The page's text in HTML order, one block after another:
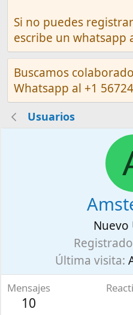
Si no puedes
escribe un whatsapp
Buscamos
Whatsapp al +1
Usuarios
Nuevo
Registrado
Última visita
Mensajes
10